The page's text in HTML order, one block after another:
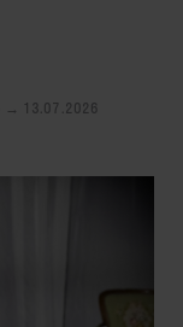
→ 13.07.2026